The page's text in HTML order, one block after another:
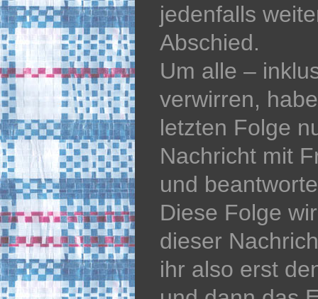
jedenfalls
Abschied.
Um alle –
verwirren,
letzten Folge
Nachricht mit
und
Diese Folge
dieser
ihr also erst